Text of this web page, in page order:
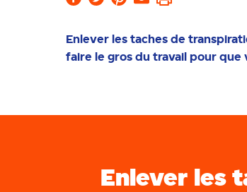
Enlever les taches de
faire le gros du travail pour que
Enlever les